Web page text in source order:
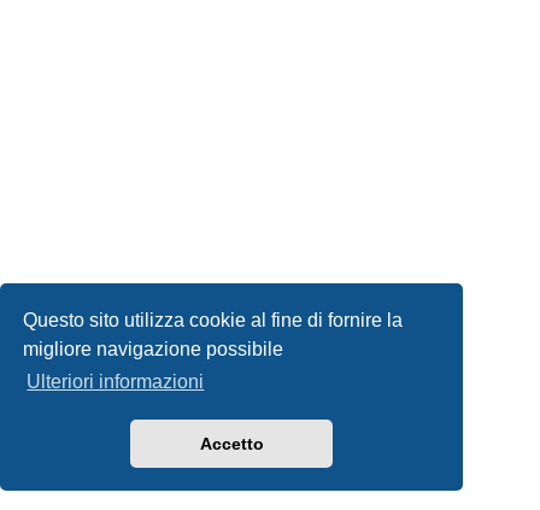
Questo sito utilizza cookie al fine di fornire la
migliore navigazione possibile
Ulteriori informazioni
Accetto